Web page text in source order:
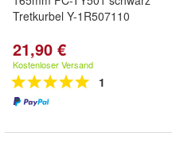
Tretkurbel Y-1R507110
21,90 €
Kostenloser Versand
1